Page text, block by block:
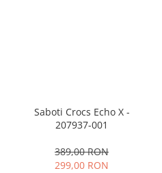
Saboti Crocs Echo X -
207937-001
389,00 RON
299,00 RON